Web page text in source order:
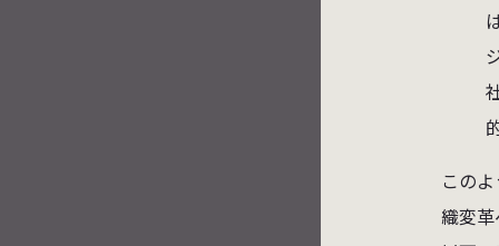
この
織変